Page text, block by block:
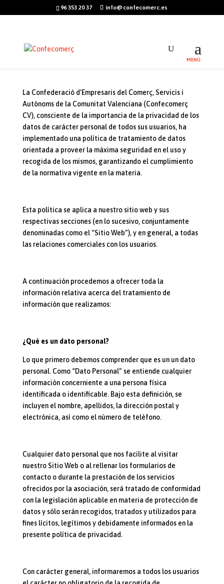
96 353 20 37 info@confecomerc.es
La Confederació d’Empresaris del Comerç, Servicis i
Autònoms de la Comunitat Valenciana (Confecomerç
CV), consciente de la importancia de la privacidad de los
datos de carácter personal de todos sus usuarios, ha
implementado una política de tratamiento de datos
orientada a proveer la máxima seguridad en el uso y
recogida de los mismos, garantizando el cumplimiento
de la normativa vigente en la materia.
Esta política se aplica a nuestro sitio web y sus
respectivas secciones (en lo sucesivo, conjuntamente
denominadas como el “Sitio Web”), y en general, a todas
las relaciones comerciales con los usuarios.
A continuación procedemos a ofrecer toda la
información relativa acerca del tratamiento de
información que realizamos:
¿Qué es un dato personal?
Lo que primero debemos comprender que es un un dato
personal. Como “Dato Personal” se entiende cualquier
información concerniente a una persona física
identificada o identificable. Bajo esta definición, se
incluyen el nombre, apellidos, la dirección postal y
electrónica, así como el número de teléfono.
Cualquier dato personal que nos facilite al visitar
nuestro Sitio Web o al rellenar los formularios de
contacto o durante la prestación de los servicios
ofrecidos por la asociación, será tratado de conformidad
con la legislación aplicable en materia de protección de
datos y sólo serán recogidos, tratados y utilizados para
fines lícitos, legítimos y debidamente informados en la
presente política de privacidad.
Con carácter general, informaremos a todos los usuarios